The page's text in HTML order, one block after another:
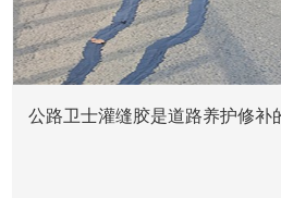
公路卫士灌缝胶是道路养护修补